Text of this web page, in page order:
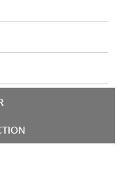
pas partie du contenu de
sont inclus dans le prix.
chat